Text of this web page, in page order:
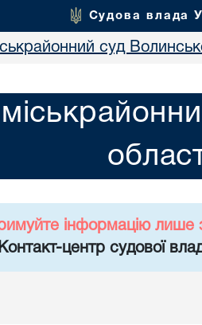
Судова влада
суд
інформацію лише
центр судової